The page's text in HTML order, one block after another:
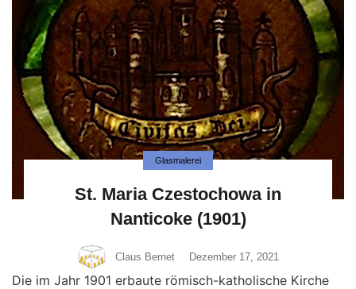
Glasmalerei
St. Maria Czestochowa in
Nanticoke (1901)
Claus Bernet Dezember 17, 2021
Die im Jahr 1901 erbaute römisch-katholische Kirche